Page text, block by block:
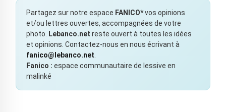
Partagez sur notre espace FANICO*vos opinions
et/ou lettres ouvertes, accompagnées de votre
photo.
Lebanco.net reste ouvert à toutes les idées
et opinions. Contactez-nous en nous écrivant à
fanico@lebanco.net
Fanico : espace communautaire de lessive en
malinké